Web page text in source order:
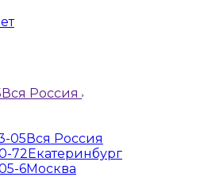
Вся Россия
05Вся Россия
72Екатеринбург
6Москва